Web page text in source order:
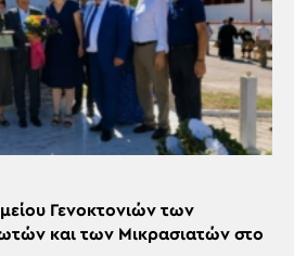
Γενοκτονιών των
και των Μικρασιατών στο